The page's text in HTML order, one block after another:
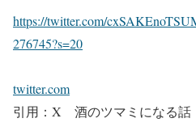
https://twitter.com/
276745?s=20
twitter.com
引用：X 酒のツマミになる話